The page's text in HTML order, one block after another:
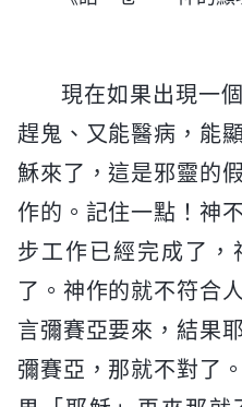
現在如果出現一
趕鬼、又能醫病，能
穌來了，這是邪靈的
作的。記住一點！神
步工作已經完成了
了。神作的就不符合
言彌賽亞要來，結果
彌賽亞，那就不對了